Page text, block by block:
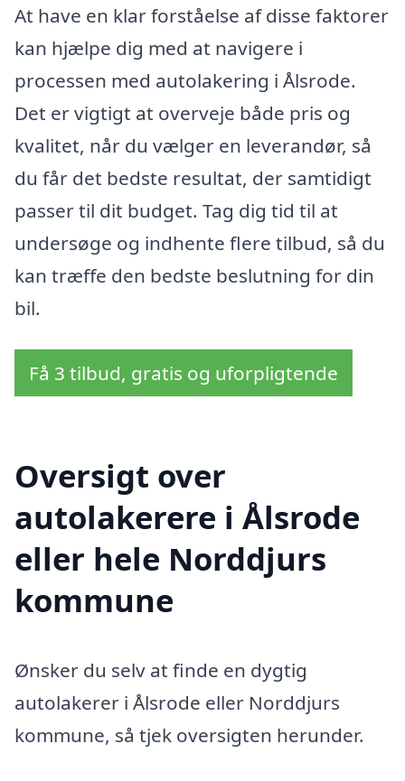
At have en klar forståelse af disse faktorer
kan hjælpe dig med at navigere i
processen med autolakering i Ålsrode.
Det er vigtigt at overveje både pris og
kvalitet, når du vælger en leverandør, så
du får det bedste resultat, der samtidigt
passer til dit budget. Tag dig tid til at
undersøge og indhente flere tilbud, så du
kan træffe den bedste beslutning for din
bil.
Få 3 tilbud, gratis og uforpligtende
Oversigt over
autolakerere i Ålsrode
eller hele Norddjurs
kommune
Ønsker du selv at finde en dygtig
autolakerer i Ålsrode eller Norddjurs
kommune, så tjek oversigten herunder.